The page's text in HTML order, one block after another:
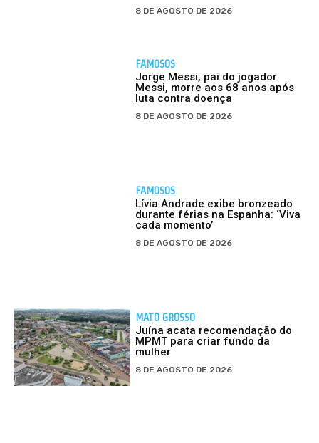
8 DE AGOSTO DE 2026
FAMOSOS
Jorge Messi, pai do jogador
Messi, morre aos 68 anos após
luta contra doença
8 DE AGOSTO DE 2026
FAMOSOS
Lívia Andrade exibe bronzeado
durante férias na Espanha: ‘Viva
cada momento’
8 DE AGOSTO DE 2026
MATO GROSSO
Juína acata recomendação do
MPMT para criar fundo da
mulher
8 DE AGOSTO DE 2026